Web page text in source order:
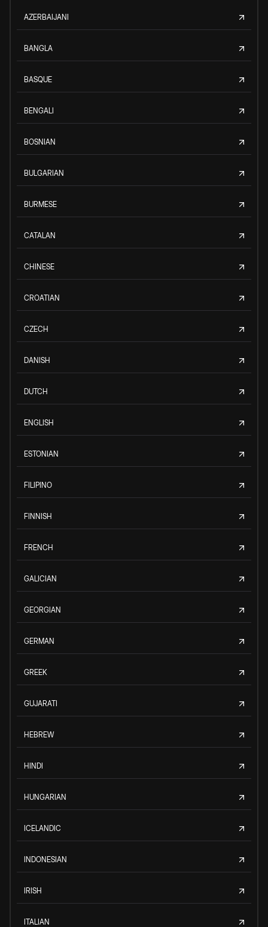
AZERBAIJANI
BANGLA
BASQUE
BENGALI
BOSNIAN
BULGARIAN
BURMESE
CATALAN
CHINESE
CROATIAN
CZECH
DANISH
DUTCH
ENGLISH
ESTONIAN
FILIPINO
FINNISH
FRENCH
GALICIAN
GEORGIAN
GERMAN
GREEK
GUJARATI
HEBREW
HINDI
HUNGARIAN
ICELANDIC
INDONESIAN
IRISH
ITALIAN